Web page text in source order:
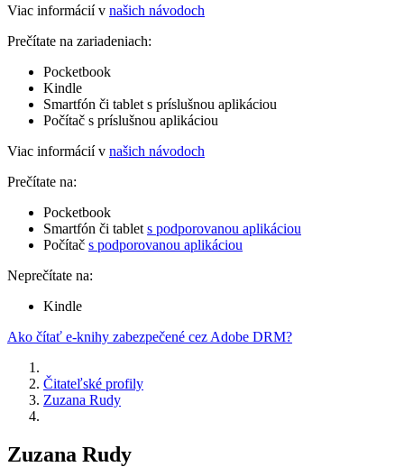
Viac informácií v našich návodoch
Prečítate na zariadeniach:
Pocketbook
Kindle
Smartfón či tablet s príslušnou aplikáciou
Počítač s príslušnou aplikáciou
Viac informácií v našich návodoch
Prečítate na:
Pocketbook
Smartfón či tablet s podporovanou aplikáciou
Počítač s podporovanou aplikáciou
Neprečítate na:
Kindle
Ako čítať e-knihy zabezpečené cez Adobe DRM?
Čitateľské profily
Zuzana Rudy
Zuzana Rudy